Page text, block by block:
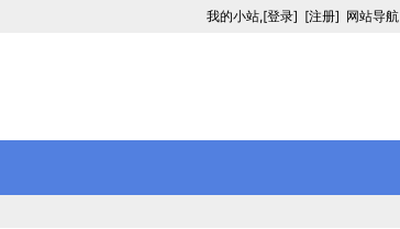
我的小站,[登录] [注册] 网站导航